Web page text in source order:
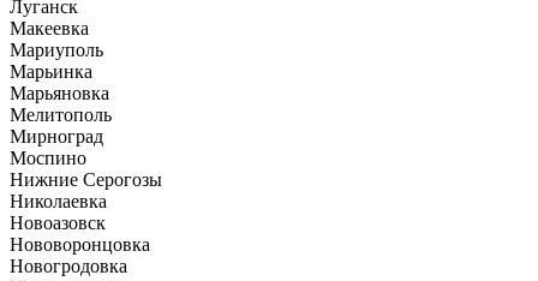
Луганск
Макеевка
Мариуполь
Марьинка
Марьяновка
Мелитополь
Мирноград
Моспино
Нижние Серогозы
Николаевка
Новоазовск
Нововоронцовка
Новогродовка